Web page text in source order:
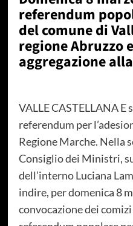
referendum
del comune di
regione Abruzzo
aggregazione
VALLE CASTELLANA E
referendum per
Regione Marche. Nella
Consiglio dei Ministri,
dell’interno Luciana
indire, per domenica 8
convocazione dei